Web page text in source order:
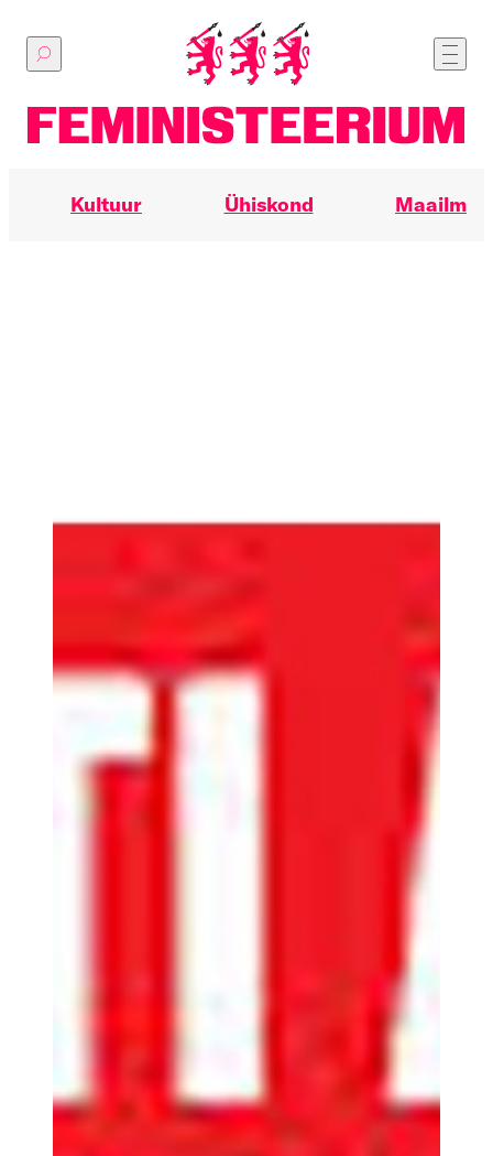
sisu
juurde
Kultuur Ühiskond Maailm